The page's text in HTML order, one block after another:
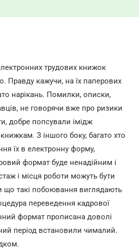
трудових книжок
Правду кажучи, на їх паперових
нарікань. Помилки, описки,
не говорячи вже про ризики
добре попсували імідж
З іншого боку, багато хто
їх в електронну форму,
формат буде ненадійним і
і місця роботи можуть бути
що такі побоювання виглядають
переведення кадрової
формат прописана доволі
період встановили чималий.